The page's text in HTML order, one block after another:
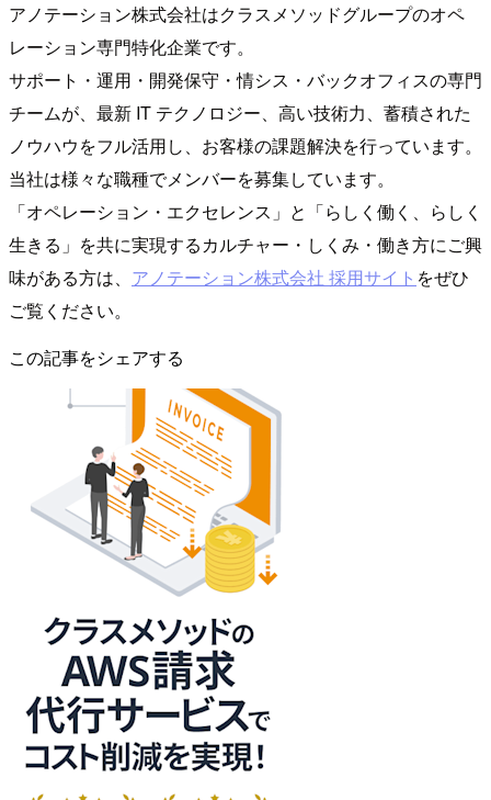
アノテーション株式会社はクラスメソッドグループのオペ
レーション専門特化企業です。
サポート・運用・開発保守・情シス・バックオフィスの専門
チームが、最新 IT テクノロジー、高い技術力、蓄積された
ノウハウをフル活用し、お客様の課題解決を行っています。
当社は様々な職種でメンバーを募集しています。
「オペレーション・エクセレンス」と「らしく働く、らしく
生きる」を共に実現するカルチャー・しくみ・働き方にご興
味がある方は、 アノテーション株式会社 採用サイト をぜひ
ご覧ください。
この記事をシェアする